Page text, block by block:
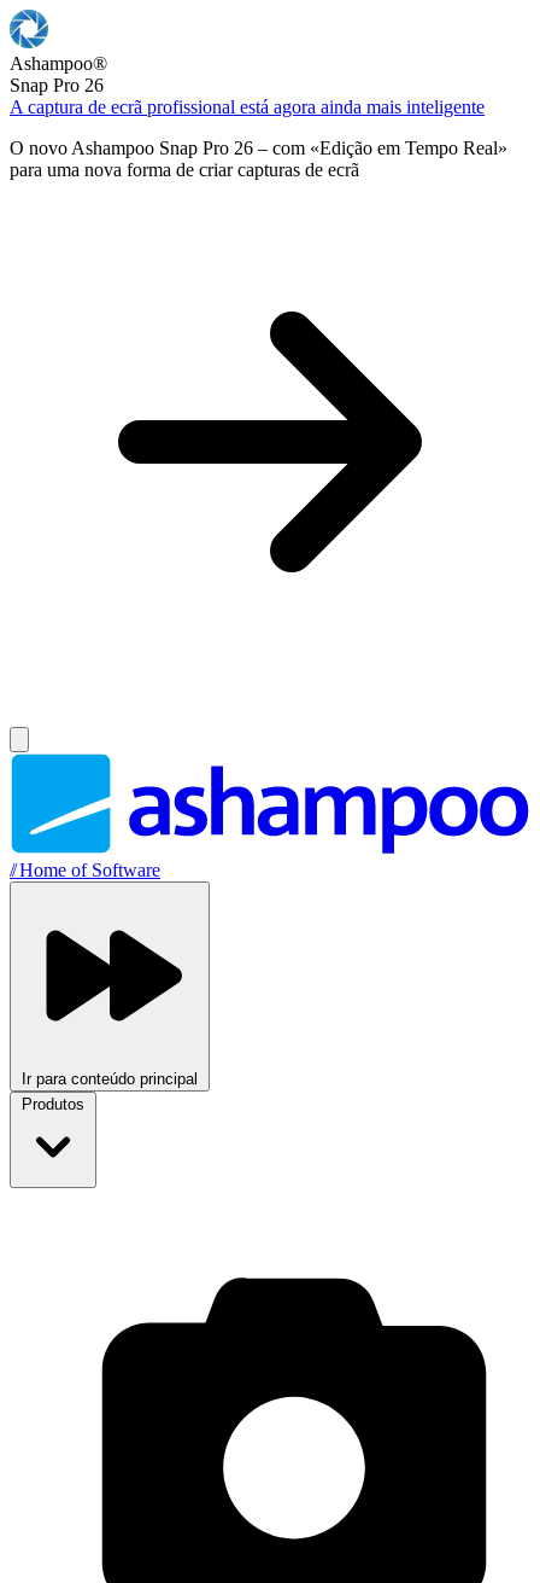
Ashampoo®
Snap Pro 26
A captura de ecrã profissional está agora ainda mais inteligente
O novo Ashampoo Snap Pro 26 – com «Edição em Tempo Real»
para uma nova forma de criar capturas de ecrã
//Home of Software
Ir para conteúdo principal
Produtos